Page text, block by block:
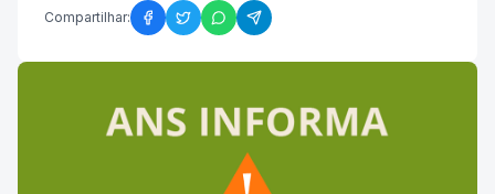
Compartilhar: